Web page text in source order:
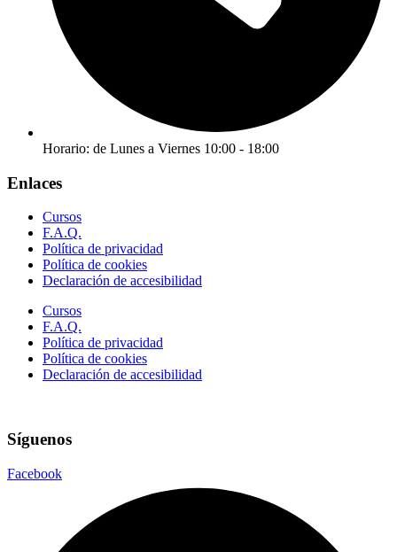
Horario: de Lunes a Viernes 10:00 - 18:00
Enlaces
Cursos
F.A.Q.
Política de privacidad
Política de cookies
Declaración de accesibilidad
Cursos
F.A.Q.
Política de privacidad
Política de cookies
Declaración de accesibilidad
Síguenos
Facebook